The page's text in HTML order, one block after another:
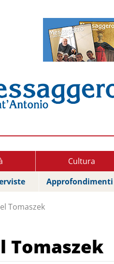
Cultura
Approfondimenti
Tomaszek
Tomaszek